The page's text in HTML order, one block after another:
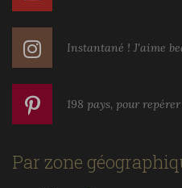
Instantané ! J'aime
198 pays, pour
Par zone